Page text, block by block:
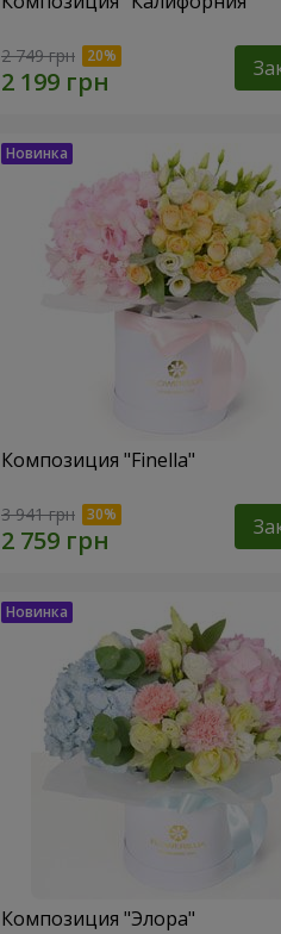
2 749 грн
Композиция "Finella"
3 941 грн
Композиция "Элора"